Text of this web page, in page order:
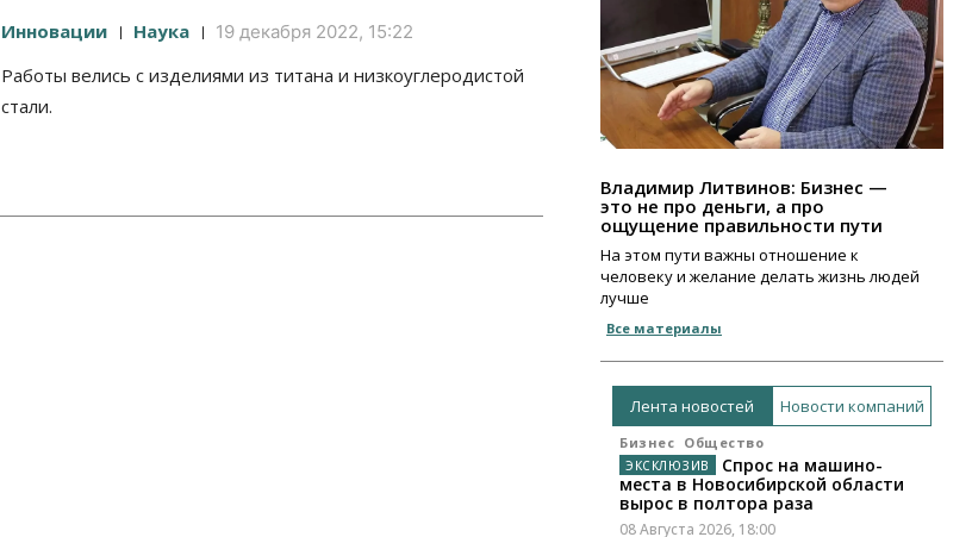
Инновации Наука 19 декабря 2022, 15:22
Работы велись с изделиями из титана и низкоуглеродистой
стали.
Владимир Литвинов: Бизнес —
это не про деньги, а про
ощущение правильности пути
На этом пути важны отношение к
человеку и желание делать жизнь людей
лучше
Все материалы
Лента новостей Новости компаний
Бизнес Общество
Спрос на машино-
места в Новосибирской области
вырос в полтора раза
08 Августа 2026, 18:00